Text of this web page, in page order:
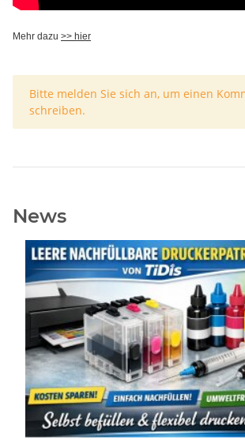
Mehr dazu >> hier
x
Bitte melden Sie sich an, um einen
schreiben.
News